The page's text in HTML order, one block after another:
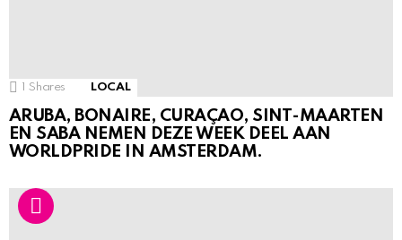
1 Shares LOCAL
ARUBA, BONAIRE, CURAÇAO, SINT-MAARTEN
EN SABA NEMEN DEZE WEEK DEEL AAN
WORLDPRIDE IN AMSTERDAM.